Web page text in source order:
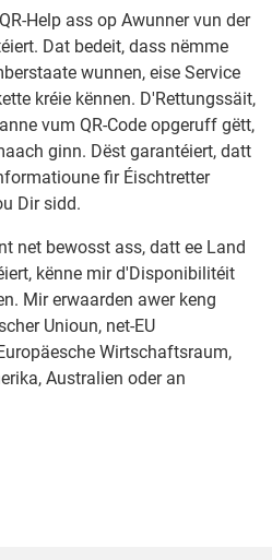
Help ass op Awunner vun der
Dat bedeit, dass nëmme
wunnen, eise Service
kréie kënnen. D'Rettungssäit,
vum QR-Code opgeruff gëtt,
ginn. Dëst garantéiert, datt
fir Éischtretter
Dir sidd.
net bewosst ass, datt ee Land
kënne mir d'Disponibilitéit
Mir erwaarden awer keng
Unioun, net-EU
Wirtschaftsraum,
Australien oder an